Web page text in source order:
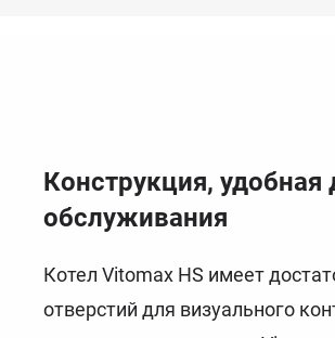
Конструкция, удобная
обслуживания
Котел Vitomax HS имеет
отверстий для визуального